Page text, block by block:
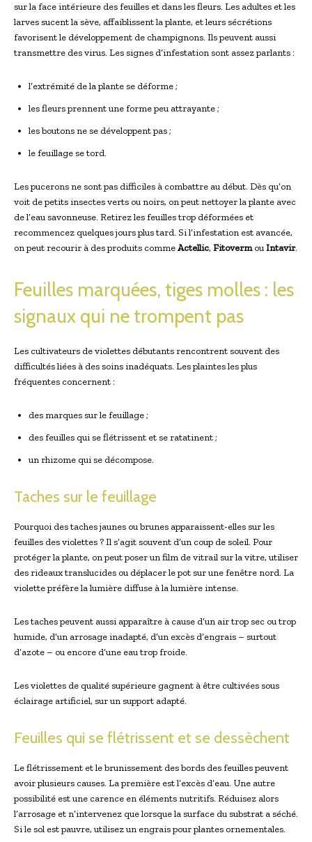
sur la face intérieure des feuilles et dans les fleurs. Les adultes et les
larves sucent la sève, affaiblissent la plante, et leurs sécrétions
favorisent le développement de champignons. Ils peuvent aussi
transmettre des virus. Les signes d’infestation sont assez parlants :
l’extrémité de la plante se déforme ;
les fleurs prennent une forme peu attrayante ;
les boutons ne se développent pas ;
le feuillage se tord.
Les pucerons ne sont pas difficiles à combattre au début. Dès qu’on
voit de petits insectes verts ou noirs, on peut nettoyer la plante avec
de l’eau savonneuse. Retirez les feuilles trop déformées et
recommencez quelques jours plus tard. Si l’infestation est avancée,
on peut recourir à des produits commeActellic, FitovermouIntavir.
Feuilles marquées, tiges molles : les
signaux qui ne trompent pas
Les cultivateurs de violettes débutants rencontrent souvent des
difficultés liées à des soins inadéquats. Les plaintes les plus
fréquentes concernent :
des marques sur le feuillage ;
des feuilles qui se flétrissent et se ratatinent ;
un rhizome qui se décompose.
Taches sur le feuillage
Pourquoi des taches jaunes ou brunes apparaissent-elles sur les
feuilles des violettes ? Il s’agit souvent d’un coup de soleil. Pour
protéger la plante, on peut poser un film de vitrail sur la vitre, utiliser
des rideaux translucides ou déplacer le pot sur une fenêtre nord. La
violette préfère la lumière diffuse à la lumière intense.
Les taches peuvent aussi apparaître à cause d’un air trop sec ou trop
humide, d’un arrosage inadapté, d’un excès d’engrais – surtout
d’azote – ou encore d’une eau trop froide.
Les violettes de qualité supérieure gagnent à être cultivées sous
éclairage artificiel, sur un support adapté.
Feuilles qui se flétrissent et se dessèchent
Le flétrissement et le brunissement des bords des feuilles peuvent
avoir plusieurs causes. La première est l’excès d’eau. Une autre
possibilité est une carence en éléments nutritifs. Réduisez alors
l’arrosage et n’intervenez que lorsque la surface du substrat a séché.
Si le sol est pauvre, utilisez un engrais pour plantes ornementales.